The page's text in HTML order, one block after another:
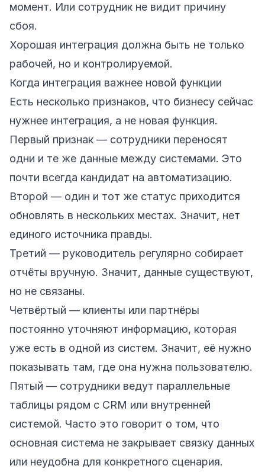
момент. Или сотрудник не видит причину
сбоя.
Хорошая интеграция должна быть не только
рабочей, но и контролируемой.
Когда интеграция важнее новой функции
Есть несколько признаков, что бизнесу сейчас
нужнее интеграция, а не новая функция.
Первый признак — сотрудники переносят
одни и те же данные между системами. Это
почти всегда кандидат на автоматизацию.
Второй — один и тот же статус приходится
обновлять в нескольких местах. Значит, нет
единого источника правды.
Третий — руководитель регулярно собирает
отчёты вручную. Значит, данные существуют,
но не связаны.
Четвёртый — клиенты или партнёры
постоянно уточняют информацию, которая
уже есть в одной из систем. Значит, её нужно
показывать там, где она нужна пользователю.
Пятый — сотрудники ведут параллельные
таблицы рядом с CRM или внутренней
системой. Часто это говорит о том, что
основная система не закрывает связку данных
или неудобна для конкретного сценария.